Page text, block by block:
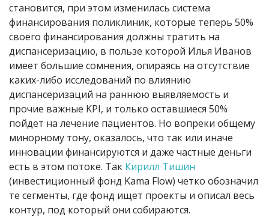
становится, при этом изменилась система
финансирования поликлиник, которые теперь 50%
своего финансирования должны тратить на
диспансеризацию, в пользе которой Илья Иванов
имеет большие сомнения, опираясь на отсутствие
каких-либо исследований по влиянию
диспансеризаций на раннюю выявляемость и
прочие важные KPI, и только оставшиеся 50%
пойдет на лечение пациентов. Но вопреки общему
минорному тону, оказалось, что так или иначе
инновации финансируются и даже частные деньги
есть в этом потоке. Так Кирилл Тишин
(инвестиционный фонд Kama Flow) четко обозначил
те сегменты, где фонд ищет проекты и описал весь
контур, под который они собираются.